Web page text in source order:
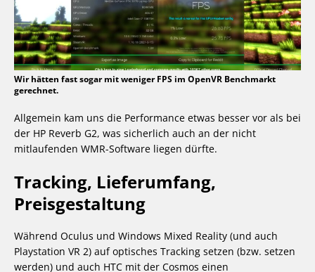
Wir hätten fast sogar mit weniger FPS im OpenVR Benchmarkt
gerechnet.
Allgemein kam uns die Performance etwas besser vor als bei
der HP Reverb G2, was sicherlich auch an der nicht
mitlaufenden WMR-Software liegen dürfte.
Tracking, Lieferumfang,
Preisgestaltung
Während Oculus und Windows Mixed Reality (und auch
Playstation VR 2) auf optisches Tracking setzen (bzw. setzen
werden) und auch HTC mit der Cosmos einen